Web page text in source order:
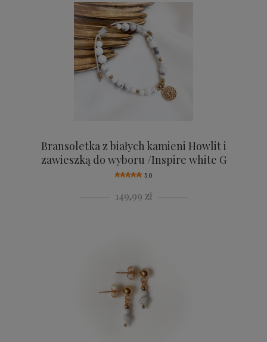
Bransoletka z białych kamieni Howlit i
zawieszką do wyboru /Inspire white G
5.0
149,99 zł